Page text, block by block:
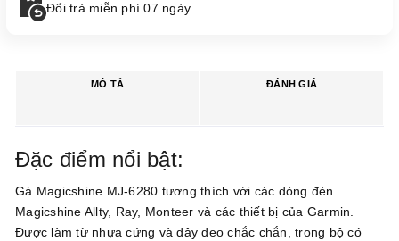
Đổi trả miễn phí 07 ngày
MÔ TẢ ĐÁNH GIÁ
Đặc điểm nổi bật:
Gá Magicshine MJ-6280 tương thích với các dòng đèn
Magicshine Allty, Ray, Monteer và các thiết bị của Garmin.
Được làm từ nhựa cứng và dây đeo chắc chắn, trong bộ có